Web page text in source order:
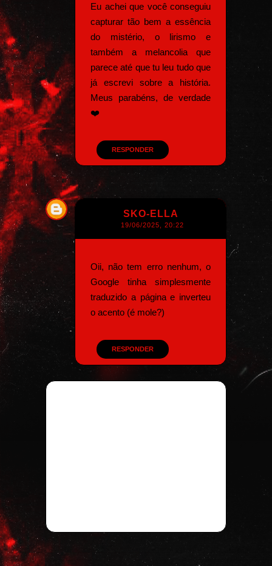
Eu achei que você conseguiu
capturar tão bem a essência
do mistério, o lirismo e
também a melancolia que
parece até que tu leu tudo que
já escrevi sobre a história.
Meus parabéns, de verdade
❤️
RESPONDER
SKO-ELLA
19/06/2025, 20:22
Oii, não tem erro nenhum, o
Google tinha simplesmente
traduzido a página e inverteu
o acento (é mole?)
RESPONDER